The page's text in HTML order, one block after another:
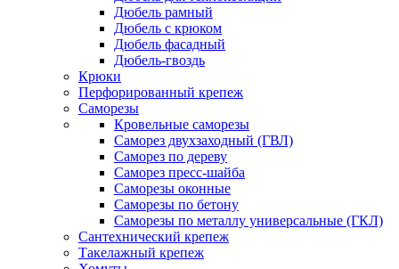
Дюбель рамный
Дюбель с крюком
Дюбель фасадный
Дюбель-гвоздь
Крюки
Перфорированный крепеж
Саморезы
Кровельные саморезы
Саморез двухзаходный (ГВЛ)
Саморез по дереву
Саморез пресс-шайба
Саморезы оконные
Саморезы по бетону
Саморезы по металлу универсальные (ГКЛ)
Сантехнический крепеж
Такелажный крепеж